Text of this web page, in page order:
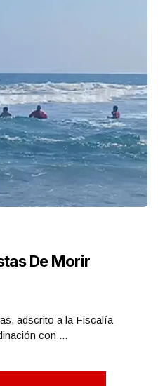
De Morir
adscrito a la Fiscalía
con ...